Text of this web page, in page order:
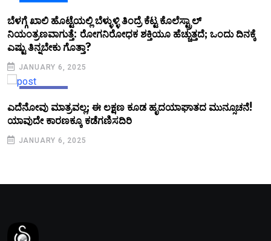
ಬೆಳಗ್ಗೆ ಖಾಲಿ ಹೊಟ್ಟೆಯಲ್ಲಿ ಬೆಳ್ಳುಳ್ಳಿ ತಿಂದ್ರೆ ಕೆಟ್ಟ ಕೊಲೆಸ್ಟ್ರಾಲ್
ನಿಯಂತ್ರಣವಾಗುತ್ತೆ: ರೋಗನಿರೋಧಕ ಶಕ್ತಿಯೂ ಹೆಚ್ಚುತ್ತದೆ; ಒಂದು ದಿನಕ್ಕೆ
ಎಷ್ಟು ತಿನ್ನಬೇಕು ಗೊತ್ತಾ?
JANUARY 6, 2025
ಎದೆನೋವು ಮಾತ್ರವಲ್ಲ; ಈ ಲಕ್ಷಣ ಕೂಡ ಹೃದಯಾಘಾತದ ಮುನ್ಸೂಚನೆ!
ಯಾವುದೇ ಕಾರಣಕ್ಕೂ ಕಡೆಗಣಿಸದಿರಿ
JANUARY 6, 2025